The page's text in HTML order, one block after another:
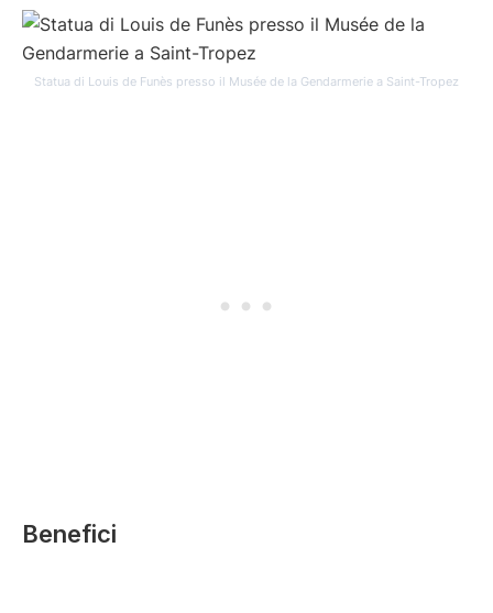
Statua di Louis de Funès presso il Musée de la Gendarmerie a Saint-Tropez
Benefici